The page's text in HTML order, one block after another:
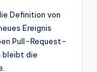
Definition von
Ereignis
Pull-Request-
bleibt die